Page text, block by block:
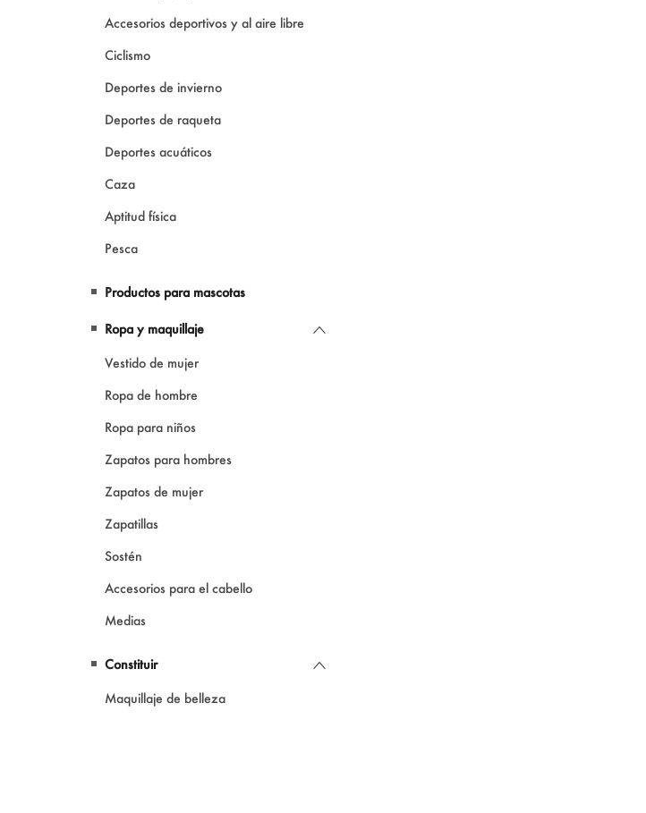
Accesorios deportivos y al aire libre
Ciclismo
Deportes de invierno
Deportes de raqueta
Deportes acuáticos
Caza
Aptitud física
Pesca
Productos para mascotas
Ropa y maquillaje
Vestido de mujer
Ropa de hombre
Ropa para niños
Zapatos para hombres
Zapatos de mujer
Zapatillas
Sostén
Accesorios para el cabello
Medias
Constituir
Maquillaje de belleza